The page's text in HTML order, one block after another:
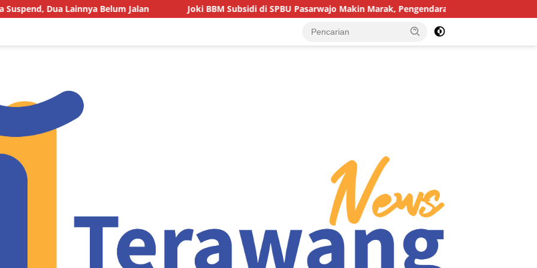
Jalan Joki BBM Subsidi di SPBU Pasarwajo Makin Marak, Pengendara: “Polres Buton Dimana, Masa Mereka Tidak